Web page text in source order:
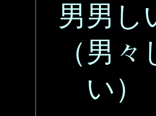
男男し
（男々
い）